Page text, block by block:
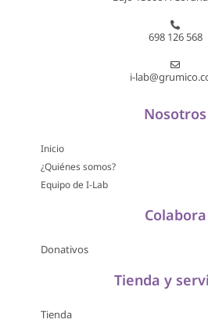
698 126 568
i-
Nosotros
Inicio
¿Quiénes somos?
Equipo de I-Lab
Colabora
Donativos
Tienda y
Tienda